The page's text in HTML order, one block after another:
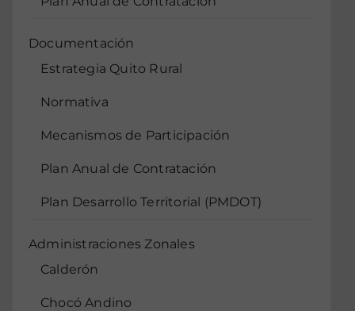
Documentación
Estrategia Quito Rural
Normativa
Mecanismos de Participación
Plan Anual de Contratación
Plan Desarrollo Territorial (PMDOT)
Administraciones Zonales
Calderón
Chocó Andino